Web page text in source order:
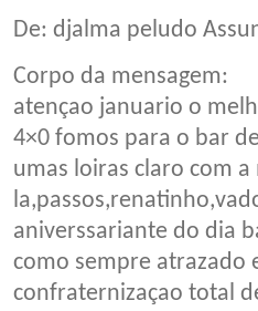
De: djalma peludo
Corpo da mensagem:
atençao januario o
4×0 fomos para o bar
umas loiras claro com
aniverssariante do dia
como sempre atrazado
confraternizaçao total